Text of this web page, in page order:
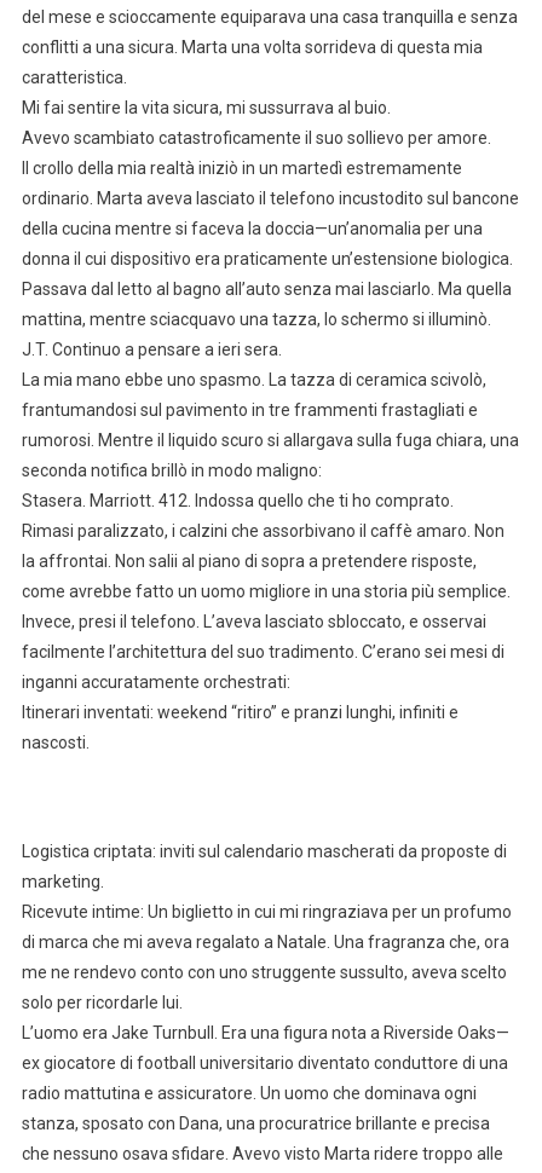
del mese e scioccamente equiparava una casa tranquilla e senza
conflitti a una sicura. Marta una volta sorrideva di questa mia
caratteristica.
Mi fai sentire la vita sicura, mi sussurrava al buio.
Avevo scambiato catastroficamente il suo sollievo per amore.
Il crollo della mia realtà iniziò in un martedì estremamente
ordinario. Marta aveva lasciato il telefono incustodito sul bancone
della cucina mentre si faceva la doccia—un’anomalia per una
donna il cui dispositivo era praticamente un’estensione biologica.
Passava dal letto al bagno all’auto senza mai lasciarlo. Ma quella
mattina, mentre sciacquavo una tazza, lo schermo si illuminò.
J.T. Continuo a pensare a ieri sera.
La mia mano ebbe uno spasmo. La tazza di ceramica scivolò,
frantumandosi sul pavimento in tre frammenti frastagliati e
rumorosi. Mentre il liquido scuro si allargava sulla fuga chiara, una
seconda notifica brillò in modo maligno:
Stasera. Marriott. 412. Indossa quello che ti ho comprato.
Rimasi paralizzato, i calzini che assorbivano il caffè amaro. Non
la affrontai. Non salii al piano di sopra a pretendere risposte,
come avrebbe fatto un uomo migliore in una storia più semplice.
Invece, presi il telefono. L’aveva lasciato sbloccato, e osservai
facilmente l’architettura del suo tradimento. C’erano sei mesi di
inganni accuratamente orchestrati:
Itinerari inventati: weekend “ritiro” e pranzi lunghi, infiniti e
nascosti.
Logistica criptata: inviti sul calendario mascherati da proposte di
marketing.
Ricevute intime: Un biglietto in cui mi ringraziava per un profumo
di marca che mi aveva regalato a Natale. Una fragranza che, ora
me ne rendevo conto con uno struggente sussulto, aveva scelto
solo per ricordarle lui.
L’uomo era Jake Turnbull. Era una figura nota a Riverside Oaks—
ex giocatore di football universitario diventato conduttore di una
radio mattutina e assicuratore. Un uomo che dominava ogni
stanza, sposato con Dana, una procuratrice brillante e precisa
che nessuno osava sfidare. Avevo visto Marta ridere troppo alle